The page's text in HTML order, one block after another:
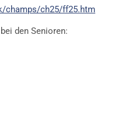
champs/ch25/ff25.htm
den Senioren: